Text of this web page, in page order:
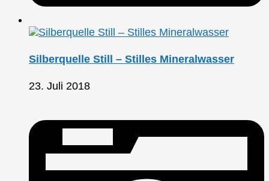
Silberquelle Still – Stilles Mineralwasser
23. Juli 2018